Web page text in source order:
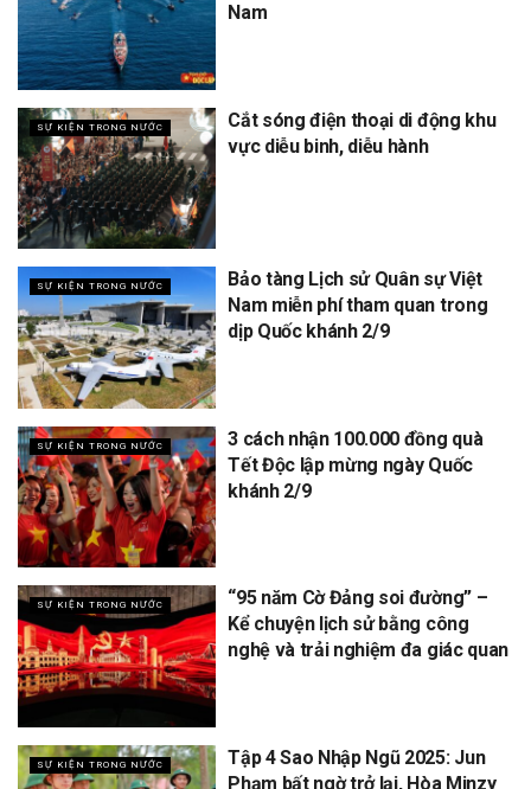
Nam
SỰ KIỆN TRONG NƯỚC
Cắt sóng điện thoại di động khu
vực diễu binh, diễu hành
SỰ KIỆN TRONG NƯỚC
Bảo tàng Lịch sử Quân sự Việt
Nam miễn phí tham quan trong
dịp Quốc khánh 2/9
SỰ KIỆN TRONG NƯỚC
3 cách nhận 100.000 đồng quà
Tết Độc lập mừng ngày Quốc
khánh 2/9
SỰ KIỆN TRONG NƯỚC
“95 năm Cờ Đảng soi đường” –
Kể chuyện lịch sử bằng công
nghệ và trải nghiệm đa giác quan
SỰ KIỆN TRONG NƯỚC
Tập 4 Sao Nhập Ngũ 2025: Jun
Phạm bất ngờ trở lại, Hòa Minzy